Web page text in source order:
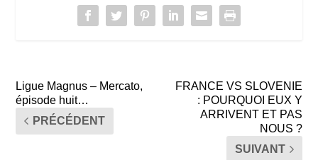
Ligue Magnus – Mercato,
épisode huit…
PRÉCÉDENT
FRANCE VS SLOVENIE
: POURQUOI EUX Y
ARRIVENT ET PAS
NOUS ?
SUIVANT